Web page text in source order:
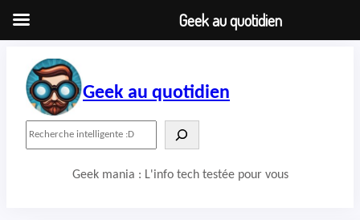
contenu
Geek au quotidien
Geek mania : L'info tech testée pour vous
Geek au quotidien